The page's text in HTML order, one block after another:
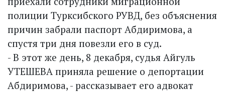
полиции Турксибского РУВД, без объяснения
причин забрали паспорт Абдиримова, а
спустя три дня повезли его в суд.
- В этот же день, 8 декабря, судья Айгуль
УТЕШЕВА приняла решение о депортации
Абдиримова, - рассказывает его адвокат